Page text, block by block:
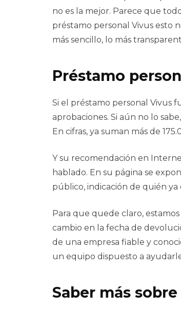
no es la mejor. Parece que
préstamo personal Vivus esto
más sencillo, lo más
Préstamo
Si el préstamo personal Vivus
aprobaciones. Si aún no lo
En cifras, ya suman más de
Y su recomendación en
hablado. En su página se
público, indicación de quién ya
Para que quede claro,
cambio en la fecha de
de una empresa fiable y
un equipo dispuesto a
Saber más